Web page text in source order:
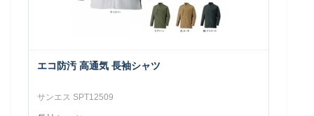
エコ防汚 高通気 長袖シャツ
サンエス SPT12509